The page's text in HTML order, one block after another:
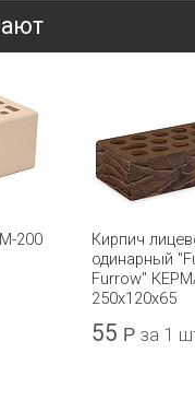
200
Кирпич
одинарный
Furrow"
250х120х65
55 Р за 1